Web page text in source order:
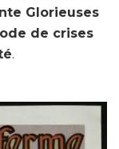
Glorieuses
de crises
.